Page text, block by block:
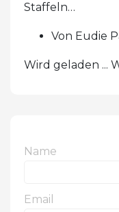
Staffeln…
Von Eudie
Wird geladen ...
Name
Email